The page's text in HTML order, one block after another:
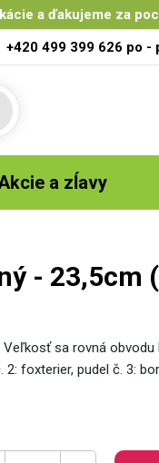
a ďakujeme za
+420 499 399 626 po -
a zĺavy
- 23,5cm
sa rovná
foxterier, pudel č. 3: